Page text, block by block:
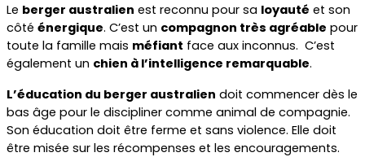
Le berger australien est reconnu pour sa loyauté et son
côté énergique. C’est un compagnon très agréable pour
toute la famille mais méfiant face aux inconnus.  C’est
également un chien à l’intelligence remarquable.
L’éducation du berger australien doit commencer dès le
bas âge pour le discipliner comme animal de compagnie.
Son éducation doit être ferme et sans violence. Elle doit
être misée sur les récompenses et les encouragements.